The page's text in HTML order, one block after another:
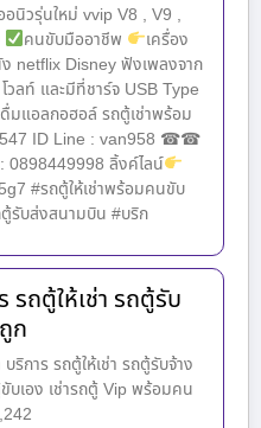
นิวรุ่นใหม่ vvip V8 , V9 ,
คนขับมืออาชีพ
เครื่อง
netflix Disney ฟังเพลงจาก
วลท์ และมีที่ชาร์จ USB Type
มแอลกอฮอล์ รถตู้เช่าพร้อม
ID Line : van958 ☎☎
ลิ้งค์ไลน์
#รถตู้ให้เช่าพร้อมคนขับ
รับส่งสนามบิน #บริก
รถตู้ให้เช่า รถตู้รับ
ก
บริการ รถตู้ให้เช่า รถตู้รับจ้าง
บเอง เช่ารถตู้ Vip พร้อมคน